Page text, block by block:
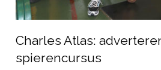
Charles Atlas:
spierencursus